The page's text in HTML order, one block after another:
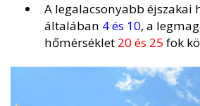
A legalacsonyabb éjszakai
általában 4 és 10, a
hőmérséklet 20 és 25 fok